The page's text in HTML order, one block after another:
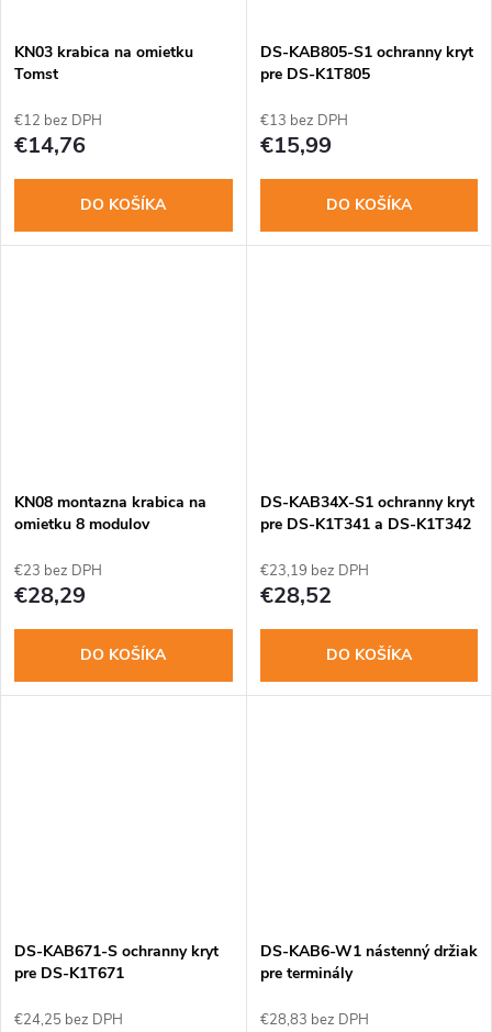
o
v
o
v
KN03 krabica na omietku
Tomst
€12 bez DPH
€14,76
DO KOŠÍKA
DS-KAB805-S1 ochranny kryt
pre DS-K1T805
€13 bez DPH
€15,99
DO KOŠÍKA
KN08 montazna krabica na
omietku 8 modulov
€23 bez DPH
€28,29
DO KOŠÍKA
DS-KAB34X-S1 ochranny kryt
pre DS-K1T341 a DS-K1T342
€23,19 bez DPH
€28,52
DO KOŠÍKA
DS-KAB671-S ochranny kryt
pre DS-K1T671
€24,25 bez DPH
DS-KAB6-W1 nástenný držiak
pre terminály
€28,83 bez DPH